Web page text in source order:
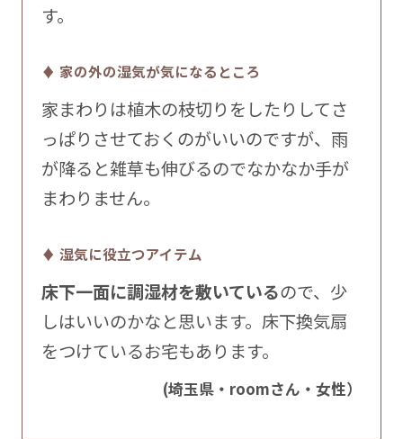
す。
♦ 家の外の湿気が気になるところ
家まわりは植木の枝切りをしたりしてさ
っぱりさせておくのがいいのですが、雨
が降ると雑草も伸びるのでなかなか手が
まわりません。
♦ 湿気に役立つアイテム
床下一面に調湿材を敷いているので、少
しはいいのかなと思います。床下換気扇
をつけているお宅もあります。
(埼玉県・roomさん・女性）